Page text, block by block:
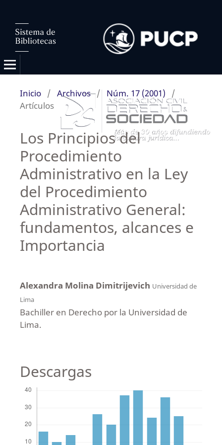
Inicio / Archivos / Núm. 17 (2001)
/
Artículos
Los Principios del
Procedimiento
Administrativo en la Ley
del Procedimiento
Administrativo General:
fundamentos, alcances e
Importancia
Alexandra Molina Dimitrijevich Universidad de
Lima
Bachiller en Derecho por la Universidad de
Lima.
Descargas